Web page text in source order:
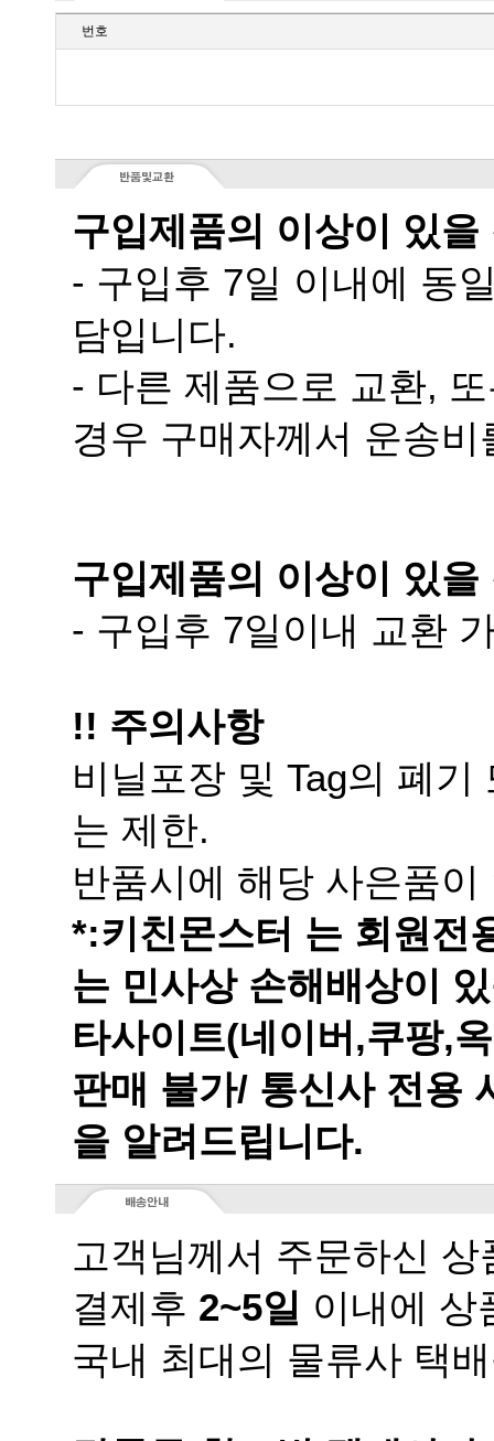
번호
구입제품의 이상이 있을
담입니다.
경우 구매자께서 운송
구입제품의 이상이 있
- 구입후 7일이내 교환
!! 주의사항
는 제한.
반품시에 해당 사은품
는 민사상 손해배상이
을 알려드립니다.
고객님께서 주문하신
결제후 2~5일 이내에 상
국내 최대의 물류사 택